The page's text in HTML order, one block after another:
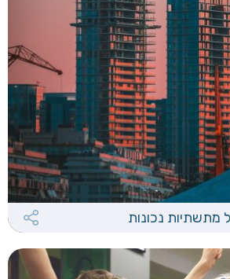
מתשתיות נכונות